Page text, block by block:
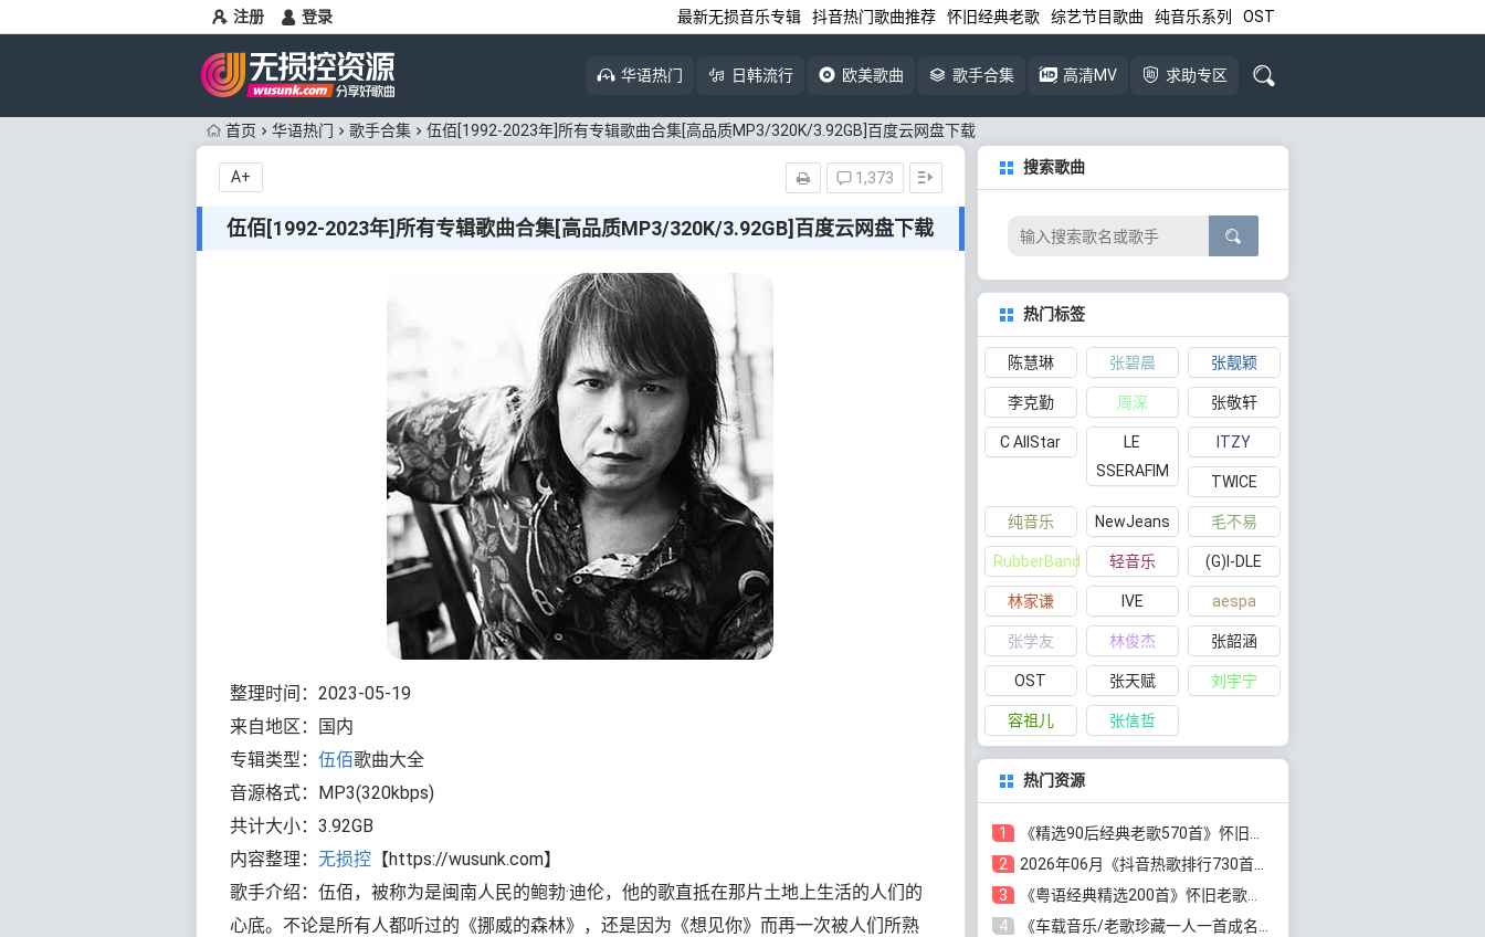
注册 登录 最新无损音乐专辑 抖音热门歌曲推荐 怀旧经典老歌 综艺节目歌曲 纯音乐系列 OST
华语热门 日韩流行 欧美歌曲 歌手合集 高清MV 求助专区
首页 华语热门 歌手合集 伍佰[1992-2023年]所有专辑歌曲合集[高品质MP3/320K/3.92GB]百度云网盘下载
伍佰[1992-2023年]所有专辑歌曲合集[高品质MP3/320K/3.92GB]百度云网盘下载
1,373
A+
整理时间：2023-05-19
来自地区：国内
专辑类型： 伍佰歌曲大全
音源格式：MP3(320kbps)
共计大小：3.92GB
内容整理： 无损控 【https://wusunk.com】
歌手介绍：伍佰，被称为是闽南人民的鲍勃·迪伦，他的歌直抵在那片土地上生活的人们的
心底。不论是所有人都听过的《挪威的森林》，还是因为《想见你》而再一次被人们所熟
搜索歌曲
热门标签
陈慧琳 张碧晨 张靓颖
李克勤 周深 张敬轩
C AllStar
LE
SSERAFIM
ITZY
TWICE
纯音乐 NewJeans 毛不易
RubberBand 轻音乐 (G)I-DLE
林家谦 IVE aespa
张学友 林俊杰 张韶涵
OST 张天赋 刘宇宁
容祖儿 张信哲
热门资源
1
《精选90后经典老歌570首》怀旧歌曲合集[高品质MP3/320K/5.44GB]百度云网盘下载
2
2026年06月《抖音热歌排行730首》最火热门歌曲整理[高品质MP3/320K/5.35GB]百度云网盘下载
3
《粤语经典精选200首》怀旧老歌大全[无损FLAC/MP3/6.77GB]百度云网盘下载
4
《车载音乐/老歌珍藏一人一首成名曲12CD》[无损WAV分轨+MP3/6.79GB]百度云网盘下载